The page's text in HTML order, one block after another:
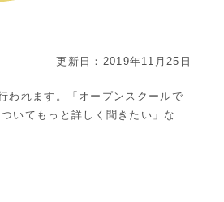
更新日：2019年11月25日
われます。「オープンスクールで
いてもっと詳しく聞きたい」な